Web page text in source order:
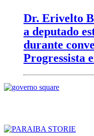
Dr. Erivelto
a deputado
durante
Progressista